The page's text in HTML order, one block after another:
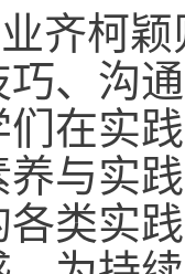
齐柯
、沟
在实
与实
类实